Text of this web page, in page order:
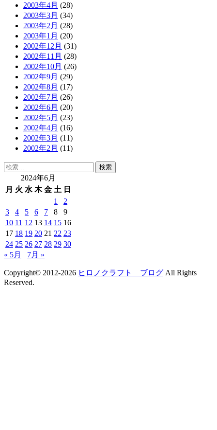
2003年4月 (28)
2003年3月 (34)
2003年2月 (28)
2003年1月 (20)
2002年12月 (31)
2002年11月 (28)
2002年10月 (26)
2002年9月 (29)
2002年8月 (17)
2002年7月 (26)
2002年6月 (20)
2002年5月 (23)
2002年4月 (16)
2002年3月 (11)
2002年2月 (11)
検
2024年6月
月 火 水 木 金 土 日
1
2
3
4 5 6 7 8
9
10 11 12 13 14 15 16
17 18 19 20 21 22 23
24 25 26 27 28 29 30
« 5月
7月 »
Copyright© 2012-2026 ヒロノクラフト ブログ All Rights
Reserved.